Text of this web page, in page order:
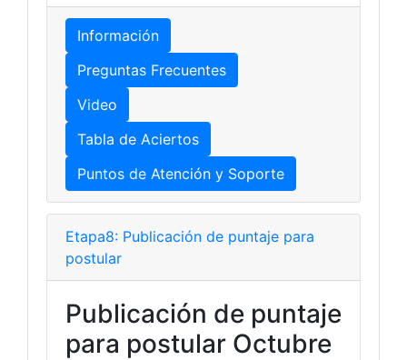
Información
Preguntas Frecuentes
Video
Tabla de Aciertos
Puntos de Atención y Soporte
Etapa8: Publicación de puntaje para
postular
Publicación de puntaje
para postular Octubre